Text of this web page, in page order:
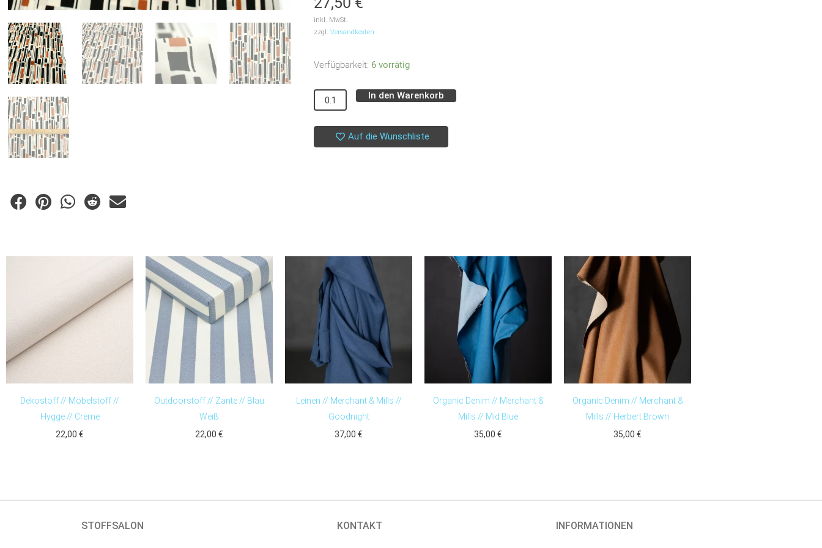
inkl. MwSt.
zzgl. Versandkosten
Verfügbarkeit: 6 vorrätig
Viskose-
Mix
//
Kokka
//
In den Warenkorb
Auf die Wunschliste
Dekostoff // Möbelstoff //
Hygge // Creme
22,00 €
Outdoorstoff // Zante // Blau
Weiß
22,00 €
Leinen // Merchant & Mills //
Goodnight
37,00 €
Organic Denim // Merchant &
Mills // Mid Blue
35,00 €
Organic Denim // Merchant &
Mills // Herbert Brown
35,00 €
STOFFSALON KONTAKT INFORMATIONEN